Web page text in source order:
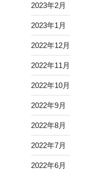
2023年2月
2023年1月
2022年12月
2022年11月
2022年10月
2022年9月
2022年8月
2022年7月
2022年6月